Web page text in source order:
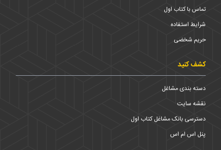
تماس با کتاب اول
شرایط استفاده
حریم شخضی
کشف کنید
دسته بندی مشاغل
نقشه سایت
دسترسی بانک مشاغل کتاب اول
پنل اس ام اس